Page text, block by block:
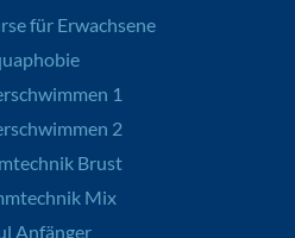
für Erwachsene
1
2
Brust
Mix
Anfänger